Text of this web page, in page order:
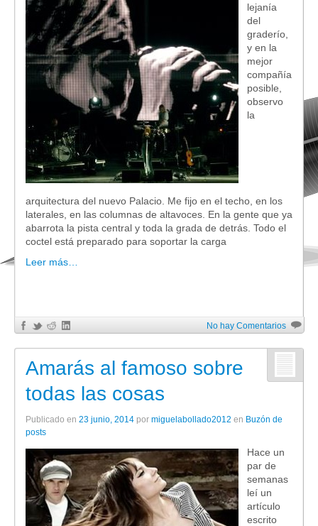
lejanía
del
graderío,
y en la
mejor
compañía
posible,
observo
la
arquitectura del nuevo Palacio. Me fijo en el techo, en los
laterales, en las columnas de altavoces. En la gente que ya
abarrota la pista central y toda la grada de detrás. Todo el
coctel está preparado para soportar la carga
Leer más…
No hay Comentarios
Amarás al famoso sobre
todas las cosas
Publicado en 23 junio, 2014 por miguelabollado2012 en Buzón de
posts
Hace un
par de
semanas
leí un
artículo
escrito